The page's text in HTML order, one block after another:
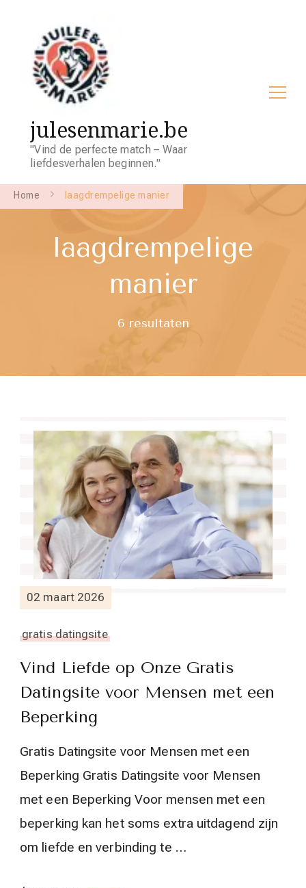
julesenmarie.be
"Vind de perfecte match – Waar
liefdesverhalen beginnen."
Home laagdrempelige manier
laagdrempelige
manier
6 resultaten
02 maart 2026
gratis datingsite
Vind Liefde op Onze Gratis
Datingsite voor Mensen met een
Beperking
Gratis Datingsite voor Mensen met een
Beperking Gratis Datingsite voor Mensen
met een Beperking Voor mensen met een
beperking kan het soms extra uitdagend zijn
om liefde en verbinding te …